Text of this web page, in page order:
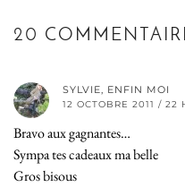
20
SYLVIE, ENFIN MOI
12 OCTOBRE 2011 / 22
Bravo aux gagnantes…
Sympa tes cadeaux ma belle
Gros bisous